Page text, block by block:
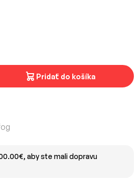
Pridať do košíka
aby ste mali dopravu